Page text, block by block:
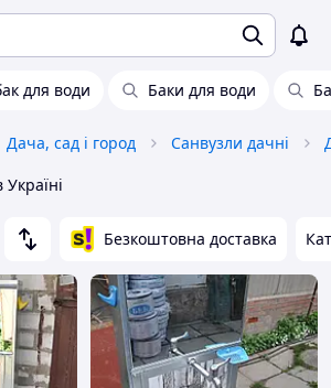
для води Баки для води
Дача, сад і город Санвузли дачні
Україні
Безкоштовна доставка